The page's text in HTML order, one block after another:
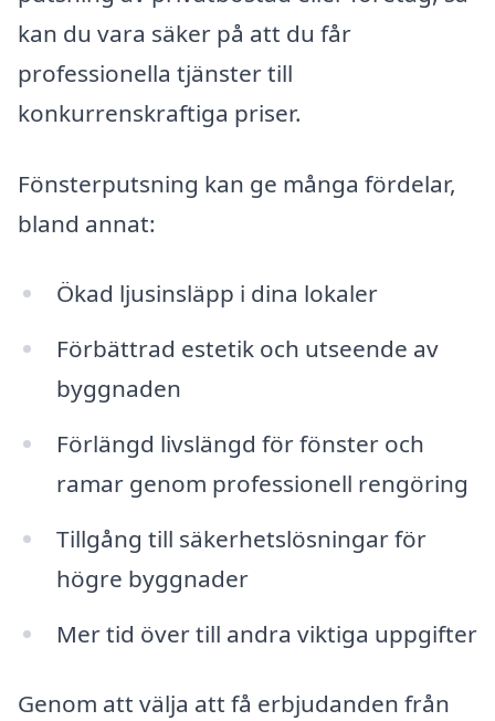
kan du vara säker på att du får
professionella tjänster till
konkurrenskraftiga priser.
Fönsterputsning kan ge många fördelar,
bland annat:
Ökad ljusinsläpp i dina lokaler
Förbättrad estetik och utseende av
byggnaden
Förlängd livslängd för fönster och
ramar genom professionell rengöring
Tillgång till säkerhetslösningar för
högre byggnader
Mer tid över till andra viktiga uppgifter
Genom att välja att få erbjudanden från